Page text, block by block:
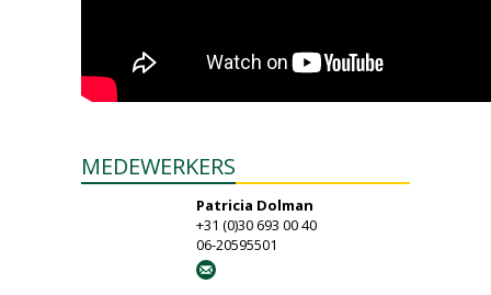
MEDEWERKERS
Patricia Dolman
+31 (0)30 693 00 40
06-20595501